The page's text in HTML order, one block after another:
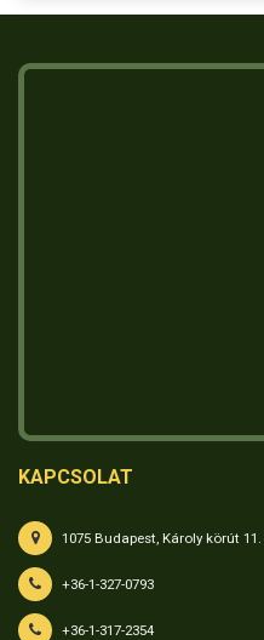
KAPCSOLAT
1075 Budapest, Károly körút
+36-1-327-0793
+36-1-317-2354